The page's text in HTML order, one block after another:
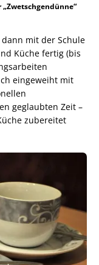
mit der Schule
Küche fertig (bis
eingeweiht mit
geglaubten Zeit –
zubereitet